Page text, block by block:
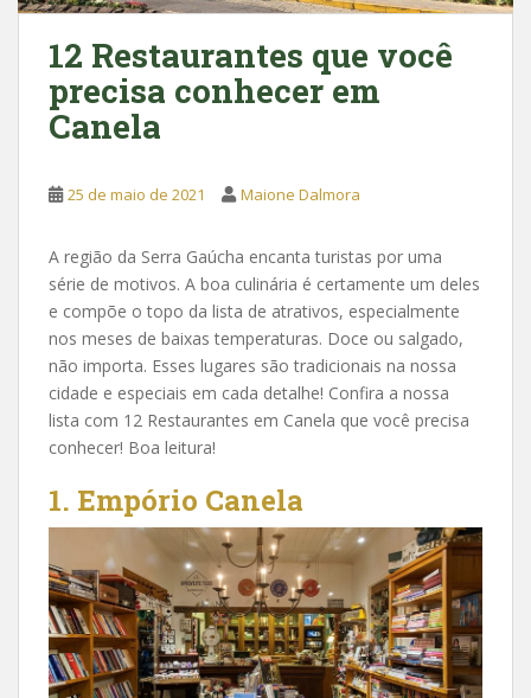
12 Restaurantes que você
precisa conhecer em
Canela
25 de maio de 2021 Maione Dalmora
A região da Serra Gaúcha encanta turistas por uma
série de motivos. A boa culinária é certamente um deles
e compõe o topo da lista de atrativos, especialmente
nos meses de baixas temperaturas. Doce ou salgado,
não importa. Esses lugares são tradicionais na nossa
cidade e especiais em cada detalhe! Confira a nossa
lista com 12 Restaurantes em Canela que você precisa
conhecer! Boa leitura!
1. Empório Canela